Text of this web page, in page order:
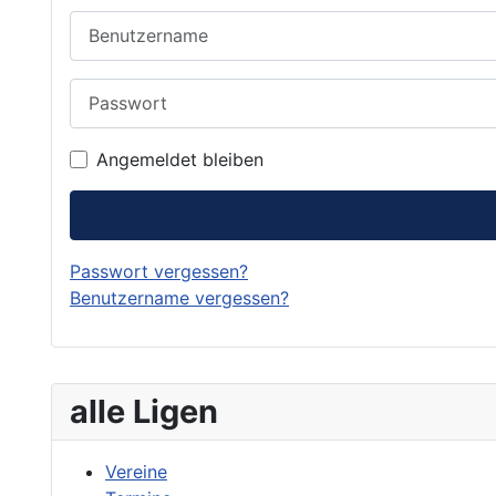
alle Ligen
Vereine
Angemeldet bleiben
Passwort vergessen?
Benutzername vergessen?